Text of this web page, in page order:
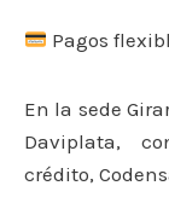
Pagos
En la sede
Daviplata,
crédito,